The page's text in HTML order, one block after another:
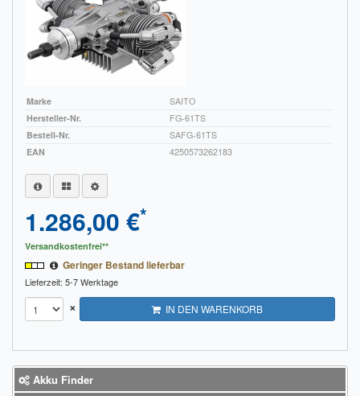
Marke
SAITO
Hersteller-Nr.
FG-61TS
Bestell-Nr.
SAFG-61TS
EAN
4250573262183
1.286,00 €*
Versandkostenfrei**
Geringer Bestand lieferbar
Lieferzeit: 5-7 Werktage
× IN DEN WARENKORB
Akku Finder